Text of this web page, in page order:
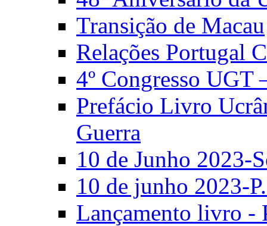
Transição de Macau
Relações Portugal
4º Congresso UGT
Prefácio Livro
Guerra
10 de Junho 2023-
10 de junho 2023-
Lançamento livro -